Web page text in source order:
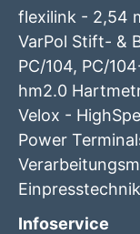
flexilink - 2,54
VarPol Stift- &
PC/104, PC/
hm2.0
Velox -
Power
Einpresstechnik
Infoservice